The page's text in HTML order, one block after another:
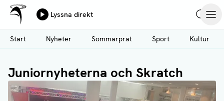
Hoppa
till
huvudinnehåll
Ålands Radio & TV
Lyssna direkt
Start
Nyheter Sommarprat Sport Kultur
Juniornyheterna och Skratch